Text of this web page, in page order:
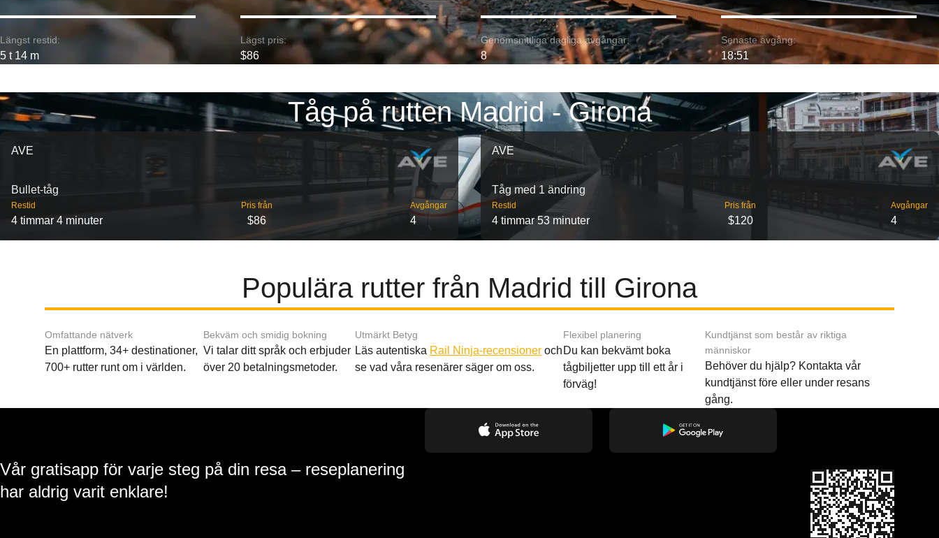
Längst restid:
5 t 14 m
Lägst pris:
$86
Genomsnittliga dagliga avgångar:
8
Senaste avgång:
18:51
Tåg på rutten Madrid - Girona
AVE
Bullet-tåg
Restid
4 timmar 4 minuter
Pris från
$86
Avgångar
4
AVE
Tåg med 1 ändring
Restid
4 timmar 53 minuter
Pris från
$120
Avgångar
4
Populära rutter från Madrid till Girona
Omfattande nätverk
En plattform, 34+ destinationer,
700+ rutter runt om i världen.
Bekväm och smidig bokning
Vi talar ditt språk och erbjuder
över 20 betalningsmetoder.
Utmärkt Betyg
Läs autentiska Rail Ninja-recensioneroch
se vad våra resenärer säger om oss.
Flexibel planering
Du kan bekvämt boka
tågbiljetter upp till ett år i
förväg!
Kundtjänst som består av riktiga
människor
Behöver du hjälp? Kontakta vår
kundtjänst före eller under resans
gång.
Vår gratisapp för varje steg på din resa – reseplanering
har aldrig varit enklare!